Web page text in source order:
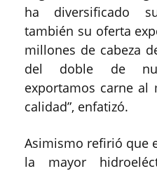
ha diversificado
también su oferta
millones de cabeza
del doble de
exportamos carne al
calidad”, enfatizó.
Asimismo refirió que
la mayor